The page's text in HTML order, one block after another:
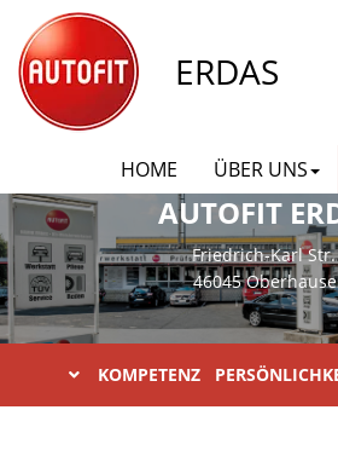
ERDAS
HOME ÜBER UNS
AUTOFIT
Friedrich-Karl
46045
KOMPETENZ